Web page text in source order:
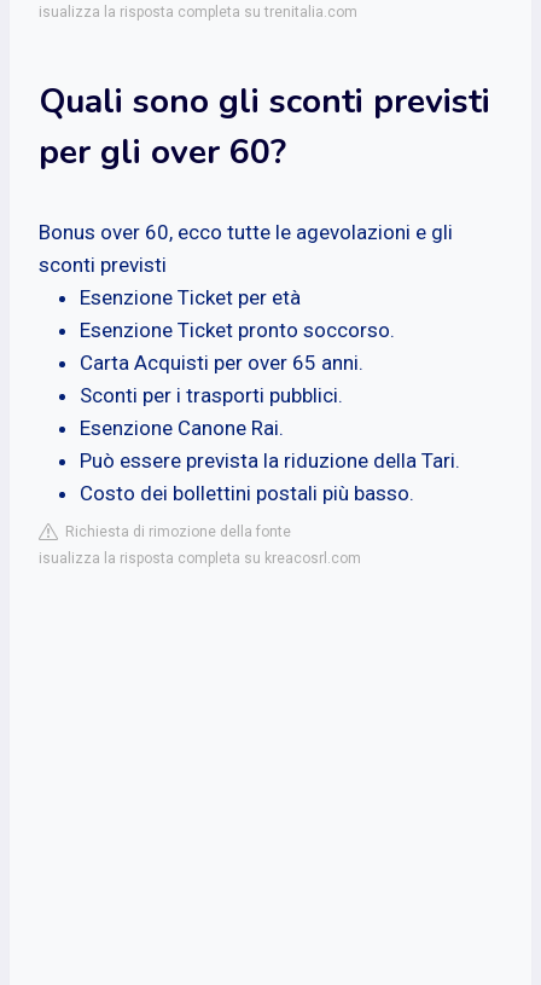
isualizza la risposta completa su trenitalia.com
Quali sono gli sconti previsti
per gli over 60?
Bonus over 60, ecco tutte le agevolazioni e gli
sconti previsti
Esenzione Ticket per età
Esenzione Ticket pronto soccorso.
Carta Acquisti per over 65 anni.
Sconti per i trasporti pubblici.
Esenzione Canone Rai.
Può essere prevista la riduzione della Tari.
Costo dei bollettini postali più basso.
Richiesta di rimozione della fonte
isualizza la risposta completa su kreacosrl.com